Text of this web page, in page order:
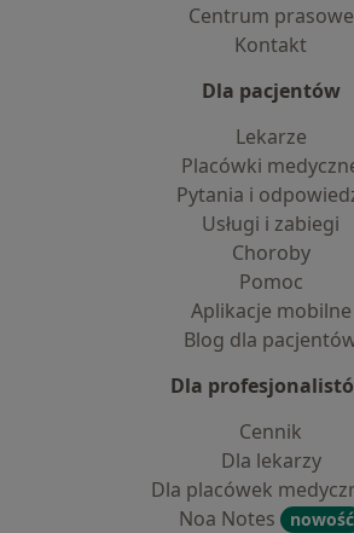
Centrum prasowe
Kontakt
Dla pacjentów
Lekarze
Placówki
Pytania i
Usługi i zabiegi
Choroby
Pomoc
Aplikacje mobilne
Blog dla
Dla
Cennik
Dla lekarzy
Dla placówek
Noa Notes
nowość